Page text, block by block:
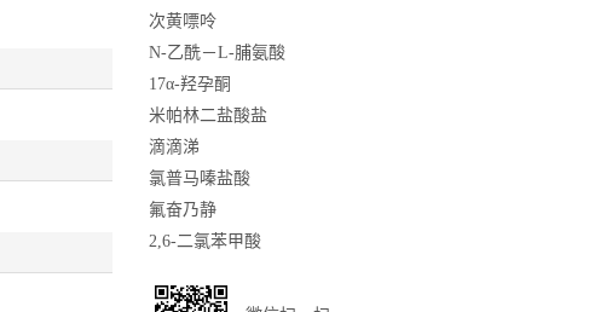
次黄嘌呤
N-乙酰－L-脯氨酸
17α-羟孕酮
米帕林二盐酸盐
滴滴涕
氯普马嗪盐酸
氟奋乃静
2,6-二氯苯甲酸